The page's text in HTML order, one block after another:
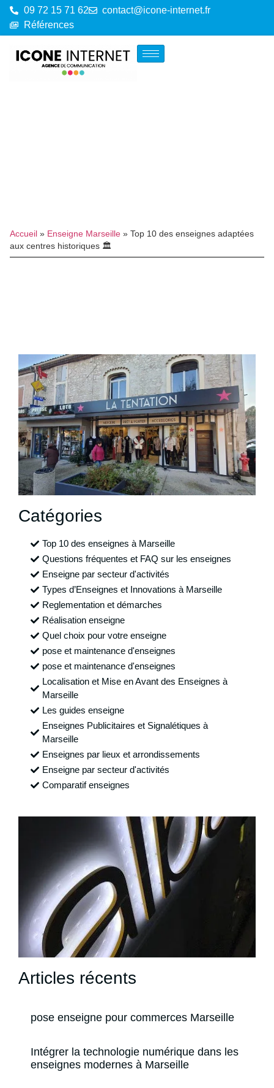
09 72 15 71 62
contact@icone-internet.fr
Références
Accueil » Enseigne Marseille » Top 10 des enseignes adaptées
aux centres historiques 🏛️
Catégories
Top 10 des enseignes à Marseille
Questions fréquentes et FAQ sur les enseignes
Enseigne par secteur d'activités
Types d’Enseignes et Innovations à Marseille
Reglementation et démarches
Réalisation enseigne
Quel choix pour votre enseigne
pose et maintenance d'enseignes
pose et maintenance d'enseignes
Localisation et Mise en Avant des Enseignes à
Marseille
Les guides enseigne
Enseignes Publicitaires et Signalétiques à
Marseille
Enseignes par lieux et arrondissements
Enseigne par secteur d'activités
Comparatif enseignes
Articles récents
pose enseigne pour commerces Marseille
Intégrer la technologie numérique dans les
enseignes modernes à Marseille